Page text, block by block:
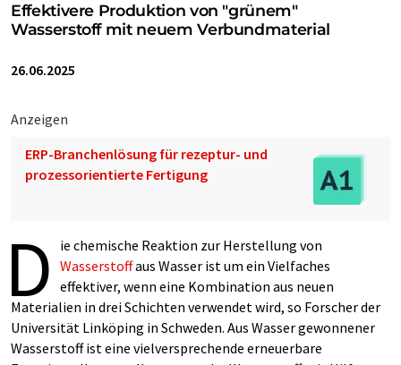
Effektivere Produktion von "grünem"
Wasserstoff mit neuem Verbundmaterial
26.06.2025
Anzeigen
ERP-Branchenlösung für rezeptur- und
prozessorientierte Fertigung
D
ie chemische Reaktion zur Herstellung von
Wasserstoffaus Wasser ist um ein Vielfaches
effektiver, wenn eine Kombination aus neuen
Materialien in drei Schichten verwendet wird, so Forscher der
Universität Linköping in Schweden. Aus Wasser gewonnener
Wasserstoff ist eine vielversprechende erneuerbare